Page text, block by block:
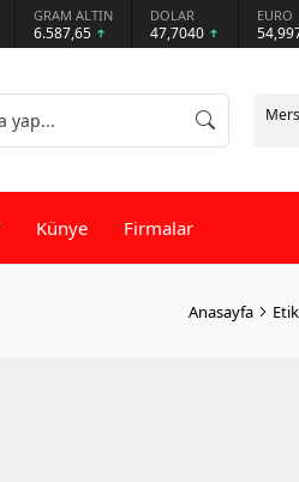
GRAM ALTIN
6.587,65
DOLAR
47,7040
EURO
Künye Firmalar
Anasayfa